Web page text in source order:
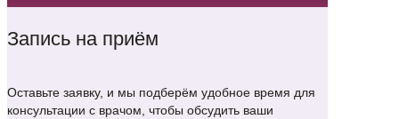
Запись на приём
Оставьте заявку, и мы подберём удобное время для
консультации с врачом, чтобы обсудить ваши